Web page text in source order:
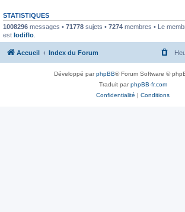
STATISTIQUES
1008296 messages • 71778 sujets • 7274 membres • Le
est lodiflo
Accueil Index du Forum
Développé parphpBB® Forum Software ©
Traduit parphpBB-fr.com
Confidentialité | Conditions